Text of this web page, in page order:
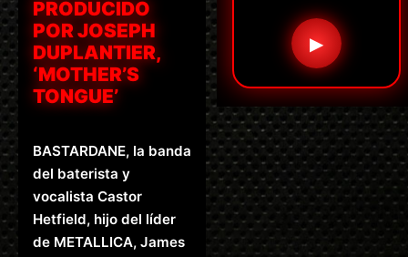
PRODUCIDO
POR JOSEPH
DUPLANTIER,
‘MOTHER’S
TONGUE’
BASTARDANE, la banda
del baterista y
vocalista Castor
Hetfield, hijo del líder
de METALLICA, James
▶